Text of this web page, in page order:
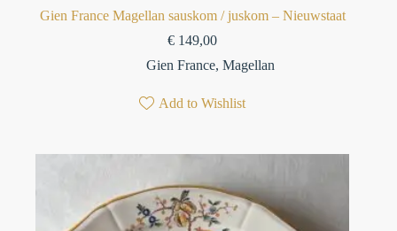
Gien France Magellan sauskom / juskom – Nieuwstaat
€ 149,00
Gien France, Magellan
Add to Wishlist